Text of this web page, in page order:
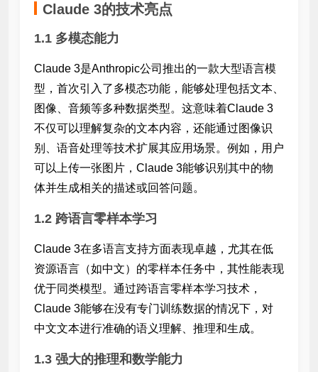
Claude 3的技术亮点
1.1 多模态能力
Claude 3是Anthropic公司推出的一款大型语言模
型，首次引入了多模态功能，能够处理包括文本、
图像、音频等多种数据类型。这意味着Claude 3
不仅可以理解复杂的文本内容，还能通过图像识
别、语音处理等技术扩展其应用场景。例如，用户
可以上传一张图片，Claude 3能够识别其中的物
体并生成相关的描述或回答问题。
1.2 跨语言零样本学习
Claude 3在多语言支持方面表现卓越，尤其在低
资源语言（如中文）的零样本任务中，其性能表现
优于同类模型。通过跨语言零样本学习技术，
Claude 3能够在没有专门训练数据的情况下，对
中文文本进行准确的语义理解、推理和生成。
1.3 强大的推理和数学能力